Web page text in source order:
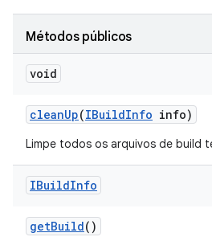
Métodos públicos
void
cleanUp(IBuildInfo info)
Limpe todos os arquivos de build
IBuildInfo
getBuild()